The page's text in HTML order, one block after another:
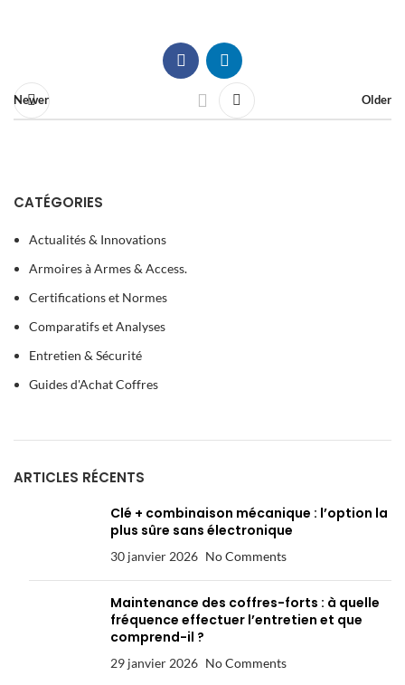
Newer Older
CATÉGORIES
Actualités & Innovations
Armoires à Armes & Access.
Certifications et Normes
Comparatifs et Analyses
Entretien & Sécurité
Guides d'Achat Coffres
ARTICLES RÉCENTS
Clé + combinaison mécanique : l’option la
plus sûre sans électronique
30 janvier 2026 No Comments
Maintenance des coffres-forts : à quelle
fréquence effectuer l’entretien et que
comprend-il ?
29 janvier 2026 No Comments